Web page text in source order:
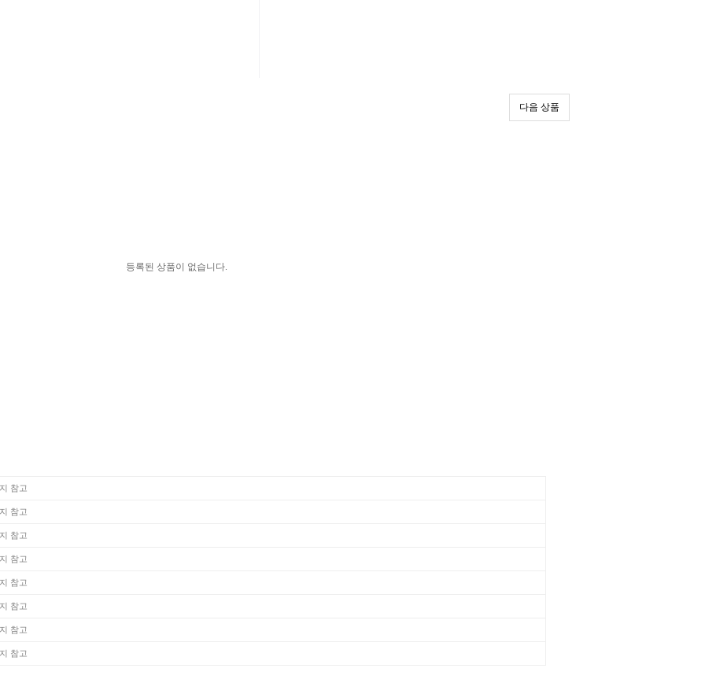
다음 상품
등록된 상품이 없습니다.
참고
참고
참고
참고
참고
참고
참고
참고